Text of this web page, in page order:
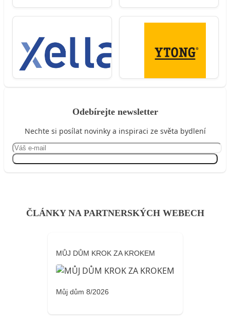
Odebírejte newsletter
Nechte si posílat novinky a inspiraci ze světa bydlení
ČLÁNKY NA PARTNERSKÝCH WEBECH
MŮJ DŮM KROK ZA KROKEM
Můj dům 8/2026